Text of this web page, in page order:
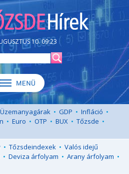
10. 09:23
Üzemanyagárak • GDP • Infláció •
• Euro • OTP • BUX • Tőzsde •
• Tőzsdeindexek • Valós idejű
• Deviza árfolyam • Arany árfolyam •